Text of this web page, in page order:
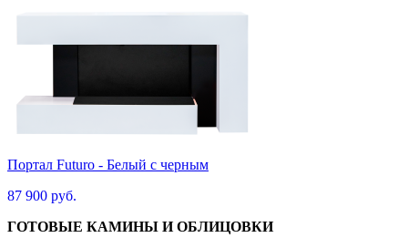
Портал Futuro - Белый с черным
87 900 руб.
ГОТОВЫЕ КАМИНЫ И ОБЛИЦОВКИ